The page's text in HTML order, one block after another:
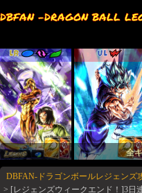
DBFAN -DRAGON BALL
LR UL
全
DBFAN-ドラゴンボールレジェンズ
> [レジェンズウィークエンド！]3日